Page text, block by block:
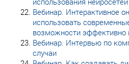
Вебинар. Интерактивное
использовать
возможности эффективно
Вебинар. Интервью по
случаи